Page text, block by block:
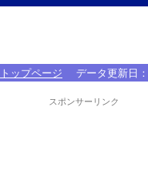
トップページ データ更新日：
スポンサーリンク